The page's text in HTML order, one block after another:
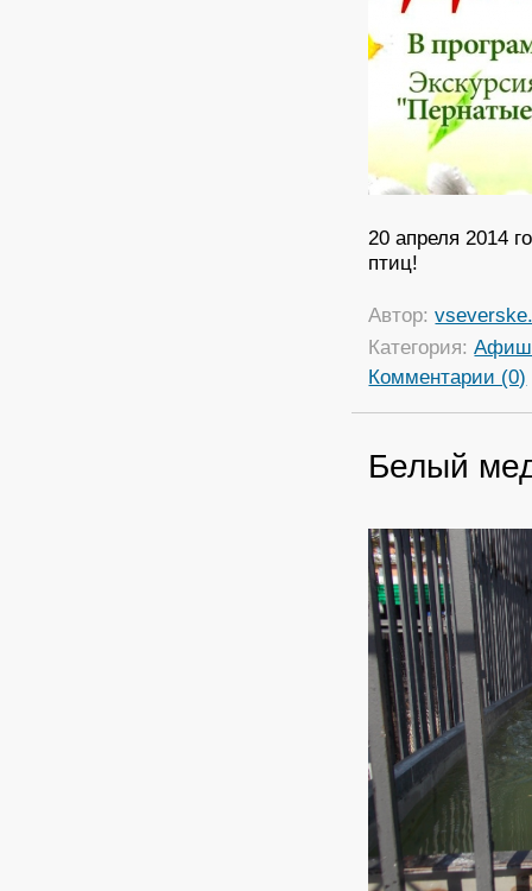
20 апреля 2014
птиц!
Автор:
Категория:
Комментарии (0)
Белый